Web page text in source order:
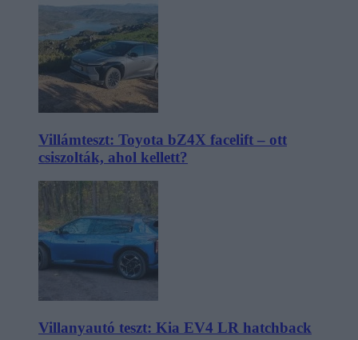
Villámteszt: Toyota bZ4X facelift – ott
csiszolták, ahol kellett?
Villanyautó teszt: Kia EV4 LR hatchback